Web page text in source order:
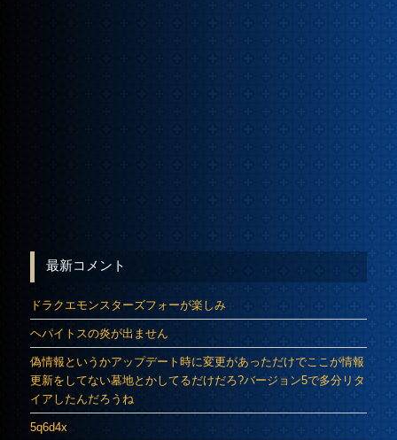
最新コメント
ドラクエモンスターズフォーが楽しみ
ヘパイトスの炎が出ません
偽情報というかアップデート時に変更があっただけでここが情報
更新をしてない墓地とかしてるだけだろ?バージョン5で多分リタ
イアしたんだろうね
5q6d4x